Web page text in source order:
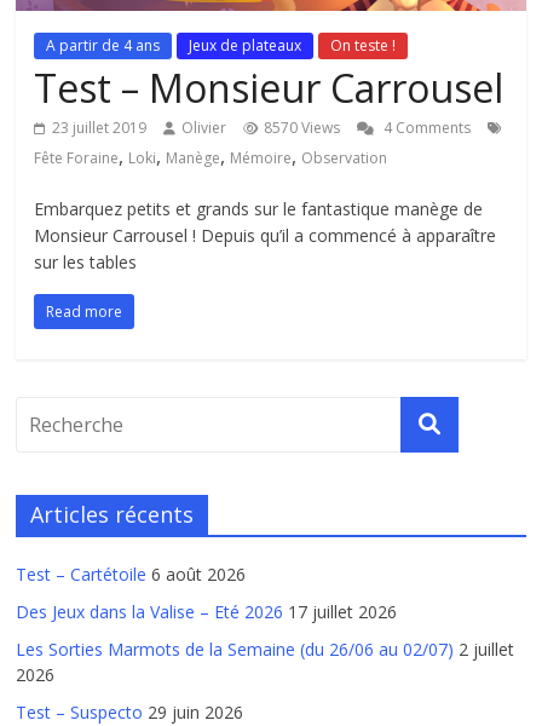
A partir de 4 ans Jeux de plateaux On teste !
Test – Monsieur Carrousel
23 juillet 2019 Olivier 8570 Views
4 Comments
Fête Foraine, Loki, Manège, Mémoire, Observation
Embarquez petits et grands sur le fantastique manège de
Monsieur Carrousel ! Depuis qu’il a commencé à apparaître
sur les tables
Read more
Articles récents
Test – Cartétoile 6 août 2026
Des Jeux dans la Valise – Eté 2026 17 juillet 2026
Les Sorties Marmots de la Semaine (du 26/06 au 02/07) 2 juillet
2026
Test – Suspecto 29 juin 2026